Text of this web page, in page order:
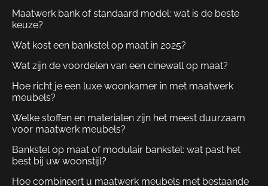
Maatwerk bank of standaard model: wat is de beste
keuze?
Wat kost een bankstel op maat in 2025?
Wat zijn de voordelen van een cinewall op maat?
Hoe richt je een luxe woonkamer in met maatwerk
meubels?
Welke stoffen en materialen zijn het meest duurzaam
voor maatwerk meubels?
Bankstel op maat of modulair bankstel: wat past het
best bij uw woonstijl?
Hoe combineert u maatwerk meubels met bestaande